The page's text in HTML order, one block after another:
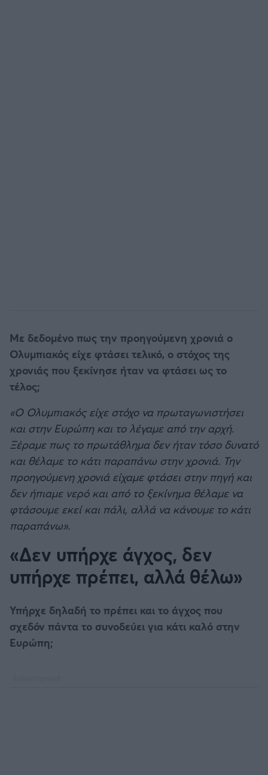
Με δεδομένο πως την προηγούμενη χρονιά ο
Ολυμπιακός είχε φτάσει τελικό, ο στόχος της
χρονιάς που ξεκίνησε ήταν να φτάσει ως το
τέλος;
«Ο Ολυμπιακός είχε στόχο να πρωταγωνιστήσει
και στην Ευρώπη και το λέγαμε από την αρχή.
Ξέραμε πως το πρωτάθλημα δεν ήταν τόσο δυνατό
και θέλαμε το κάτι παραπάνω στην χρονιά. Την
προηγούμενη χρονιά είχαμε φτάσει στην πηγή και
δεν ήπιαμε νερό και από το ξεκίνημα θέλαμε να
φτάσουμε εκεί και πάλι, αλλά να κάνουμε το κάτι
παραπάνω».
«Δεν υπήρχε άγχος, δεν
υπήρχε πρέπει, αλλά θέλω»
Υπήρχε δηλαδή το πρέπει και το άγχος που
σχεδόν πάντα το συνοδεύει για κάτι καλό στην
Ευρώπη;